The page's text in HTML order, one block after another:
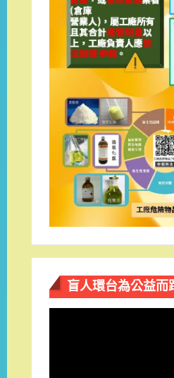
盲人環台​為公益而